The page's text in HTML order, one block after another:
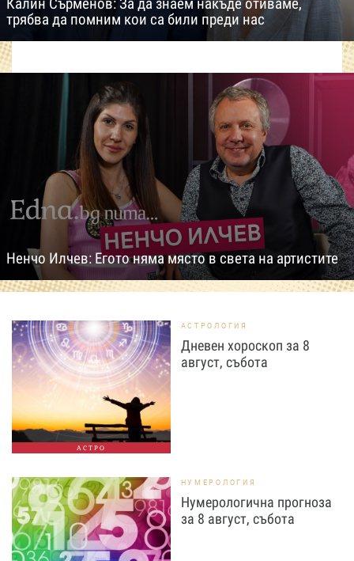
трябва да помним кои са били преди нас
Ненчо Илчев: Егото няма място в света на артистите
АСТРО
АСТРОЛОГИЯ
Дневен хороскоп за 8
август, събота
НУМЕРОЛОГИЯ
Нумерологична прогноза
за 8 август, събота